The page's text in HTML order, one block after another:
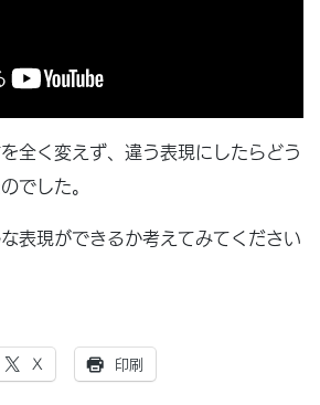
全く変えず、違う表現にしたらどう
でした。
表現ができるか考えてみてください
X 印刷